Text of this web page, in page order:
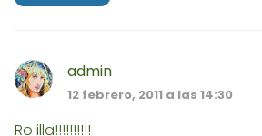
admin
12 febrero, 2011 a las 14:30
Ro illa!!!!!!!!!!